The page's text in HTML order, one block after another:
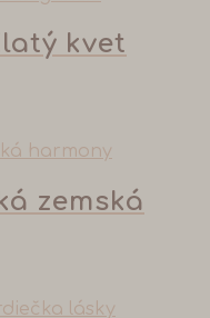
kvet
zemská